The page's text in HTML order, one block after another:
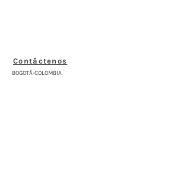
Contáctenos
BOGOTÁ-COLOMBIA